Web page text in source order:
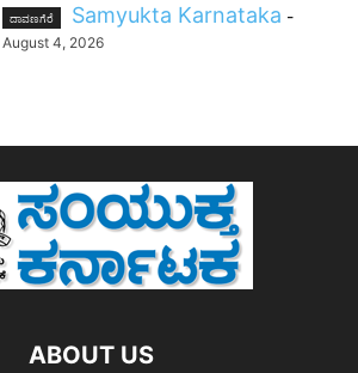
ದಾವಣಗೆರೆ Samyukta Karnataka -
August 4, 2026
ABOUT US